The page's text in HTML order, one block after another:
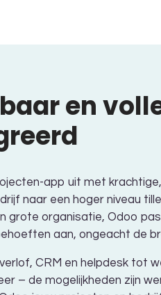
en
app uit met
naar een hoger niveau
grote organisatie, Odoo
aan, ongeacht de
CRM en helpdesk tot
– de mogelijkheden zijn